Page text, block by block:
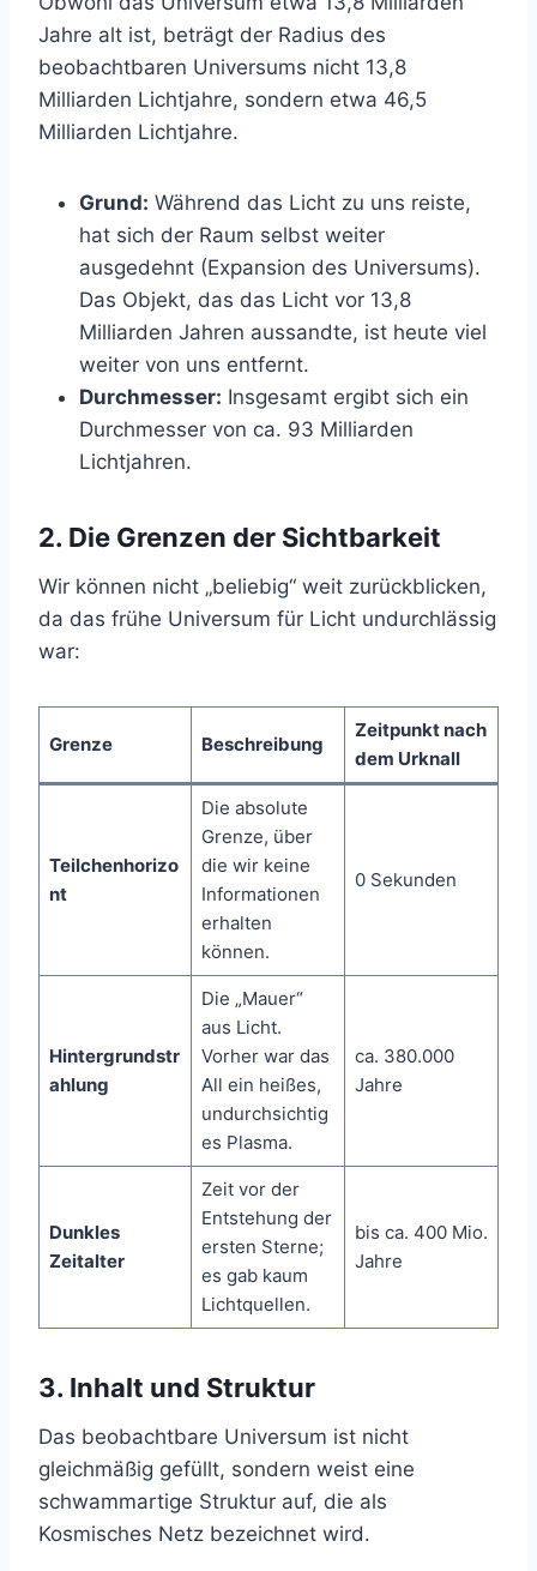
Jahre alt ist, beträgt der Radius des
beobachtbaren Universums nicht 13,8
Milliarden Lichtjahre, sondern etwa 46,5
Milliarden Lichtjahre.
Grund: Während das Licht zu uns reiste,
hat sich der Raum selbst weiter
ausgedehnt (Expansion des Universums).
Das Objekt, das das Licht vor 13,8
Milliarden Jahren aussandte, ist heute viel
weiter von uns entfernt.
Durchmesser: Insgesamt ergibt sich ein
Durchmesser von ca. 93 Milliarden
Lichtjahren.
2. Die Grenzen der Sichtbarkeit
Wir können nicht „beliebig“ weit zurückblicken,
da das frühe Universum für Licht undurchlässig
war:
Grenze Beschreibung
Zeitpunkt nach
dem Urknall
Teilchenhorizo
nt
Die absolute
Grenze, über
die wir keine
Informationen
erhalten
können.
0 Sekunden
Hintergrundstr
ahlung
Die „Mauer“
aus Licht.
Vorher war das
All ein heißes,
undurchsichtig
es Plasma.
ca. 380.000
Jahre
Dunkles
Zeitalter
Zeit vor der
Entstehung der
ersten Sterne;
es gab kaum
Lichtquellen.
bis ca. 400 Mio.
Jahre
3. Inhalt und Struktur
Das beobachtbare Universum ist nicht
gleichmäßig gefüllt, sondern weist eine
schwammartige Struktur auf, die als
Kosmisches Netz bezeichnet wird.